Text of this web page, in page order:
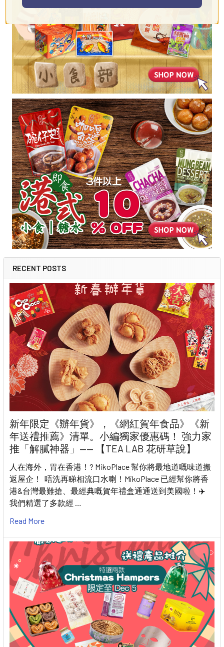
RECENT POSTS
新年限定《辦年貨》，《網紅賀年食品》《新
年送禮推薦》清單。小編獨家優惠碼！ 強力家
推「解膩神器」—— 【TEA LAB 花研草說】
人在海外，胃在香港！? MikoPlace 幫你將最地道嘅味道搬
返屋企！ 唔洗再睇相流口水喇！MikoPlace 已經幫你將香
港&台灣最難搶、最經典嘅賀年禮盒通通送到美國啦！✈️
我們精選了多款經 …
Read More